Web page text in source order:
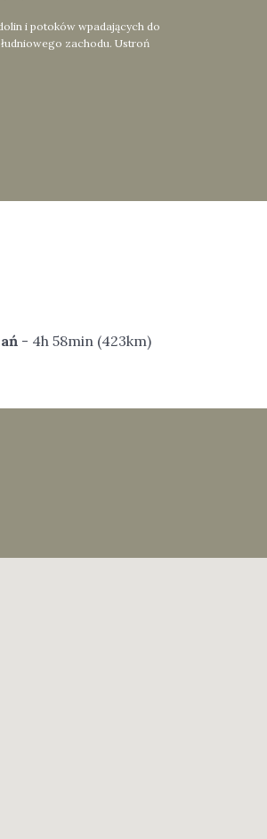
i potoków wpadających do
zachodu. Ustroń
- 4h 58min (423km)